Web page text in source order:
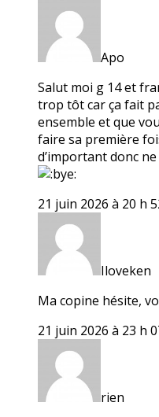
Apo
Salut moi g 14 et
trop tôt car ça fait
ensemble et que
faire sa première
d’important donc
21 juin 2026 à 20 h
Iloveken
Ma copine hésite,
21 juin 2026 à 23 h
rien